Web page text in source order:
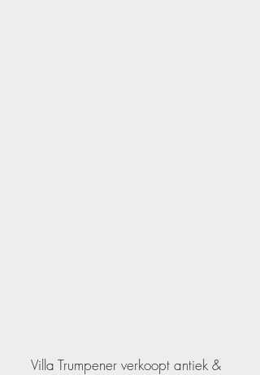
Villa Trumpener verkoopt antiek &